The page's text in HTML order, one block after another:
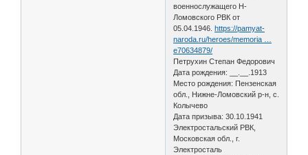
военнослужащего Н-
Ломовского РВК от
05.04.1946.https://pamyat-
naroda.ru/heroes/memoria …
e70634879/
Петрухин Степан Федорович
Дата рождения: __.__.1913
Место рождения: Пензенская
обл., Нижне-Ломовский р-н, с.
Колычево
Дата призыва: 30.10.1941
Электростальский РВК,
Московская обл., г.
Электросталь